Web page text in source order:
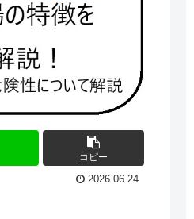
コピー
2026.06.24